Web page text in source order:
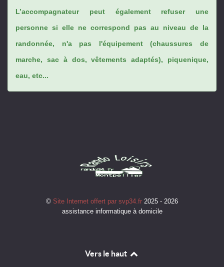
L’accompagnateur peut également refuser une
personne si elle ne correspond pas au niveau de la
randonnée, n'a pas l'équipement (chaussures de
marche, sac à dos, vêtements adaptés), piquenique,
eau, etc...
© Site Internet offert par svp34.fr 2025 - 2026
assistance informatique à domicile
Vers le haut